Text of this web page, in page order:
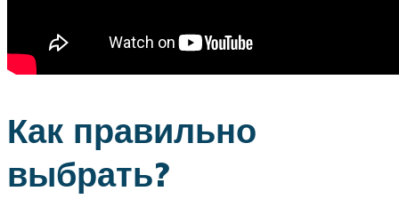
Как правильно
выбрать?